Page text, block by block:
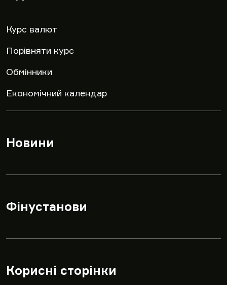
Курс валют
Порівняти курс
Обмінники
Економічний календар
Новини
Фінустанови
Корисні сторінки